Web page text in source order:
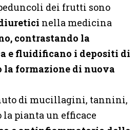
dei frutti sono
nella medicina
contrastando la
e fluidificano i depositi di
la formazione di nuova
di mucillagini, tannini,
pianta un efficace